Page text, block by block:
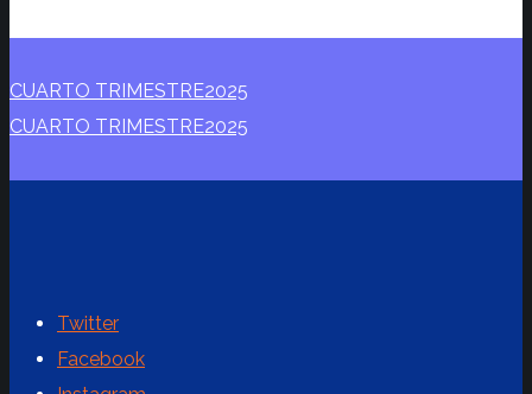
CUARTO TRIMESTRE2025
CUARTO TRIMESTRE2025
Twitter
Facebook